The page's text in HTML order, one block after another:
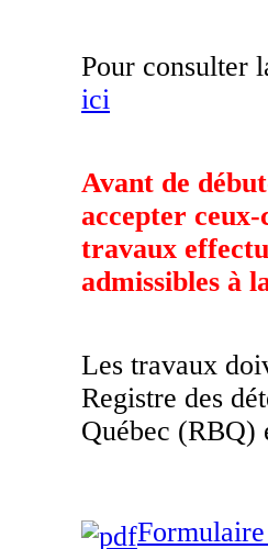
Pour consulter
ici
Avant de
accepter
travaux
admissibles à
Les travaux
Registre des
Québec (RBQ)